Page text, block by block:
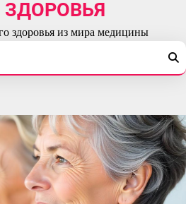
ЗДОРОВЬЯ
здоровья из мира медицины